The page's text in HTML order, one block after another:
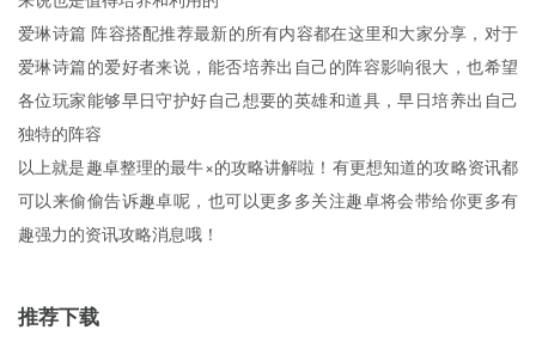
爱琳诗篇 阵容搭配推荐最新的所有内容都在这里和大家分享，对于
爱琳诗篇的爱好者来说，能否培养出自己的阵容影响很大，也希望
各位玩家能够早日守护好自己想要的英雄和道具，早日培养出自己
独特的阵容
以上就是趣卓整理的最牛×的攻略讲解啦！有更想知道的攻略资讯都
可以来偷偷告诉趣卓呢，也可以更多多关注趣卓将会带给你更多有
趣强力的资讯攻略消息哦！
推荐下载